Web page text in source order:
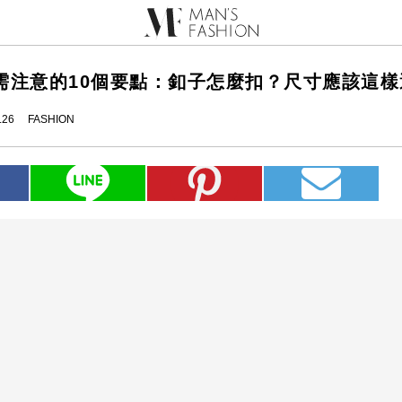
注意的10個要點：釦子怎麼扣？尺寸應該這樣
FASHION